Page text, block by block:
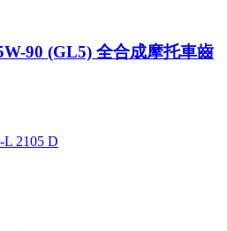
90 (GL5) 全合成摩托車齒
2105 D